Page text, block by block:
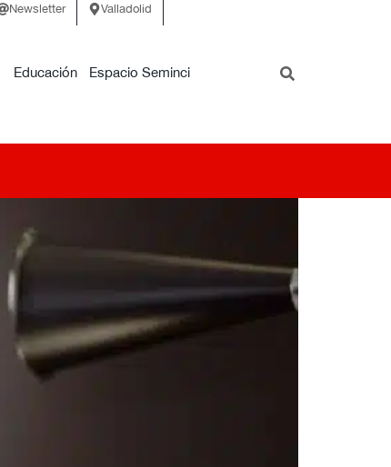
Newsletter Valladolid
Educación Espacio Seminci